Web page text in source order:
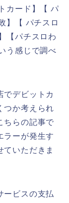
カード】【 パ
】【 パチスロ
【パチスロわ
う感じで調べ
でデビットカ
つか考えられ
ちらの記事で
ラーが発生す
ていただきま
ービスの支払